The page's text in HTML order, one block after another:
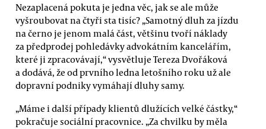
Nezaplacená pokuta je jedna věc, jak se ale může
vyšroubovat na čtyři sta tisíc? „Samotný dluh za jízdu
na černo je jenom malá část, většinu tvoří náklady
za předprodej pohledávky advokátním kancelářím,
které ji zpracovávají,“ vysvětluje Tereza Dvořáková
a dodává, že od prvního ledna letošního roku už ale
dopravní podniky vymáhají dluhy samy.
„Máme i další případy klientů dlužících velké částky,“
pokračuje sociální pracovnice. „Za chvilku by měla